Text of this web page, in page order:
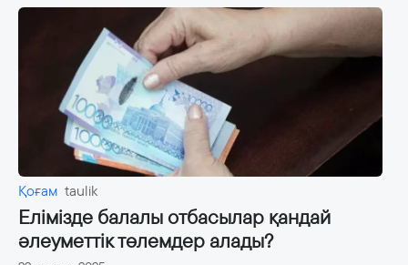
Қоғам taulik
Елімізде балалы отбасылар қандай
әлеуметтік төлемдер алады?